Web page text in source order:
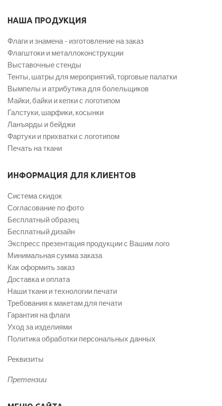
НАША ПРОДУКЦИЯ
Флаги и знамена - изготовление на заказ
Флагштоки и металлоконструкции
Выставочные стенды
Тенты, шатры для мероприятий, торговые палатки
Вымпелы и атрибутика для болельщиков
Майки, байки и кепки с логотипом
Галстуки, шарфики, косынки
Ланъярды и бейджи
Фартуки и прихватки с логотипом
Печать на ткани
ИНФОРМАЦИЯ ДЛЯ КЛИЕНТОВ
Система скидок
Согласование по фото
Бесплатный образец
Бесплатный дизайн
Экспресс презентация продукции с Вашим лого
Минимальная сумма заказа
Как оформить заказ
Доставка и оплата
Наши ткани и технологии печати
Требования к макетам для печати
Гарантия на флаги
Уход за изделиями
Политика обработки персональных данных
Реквизиты
Претензии